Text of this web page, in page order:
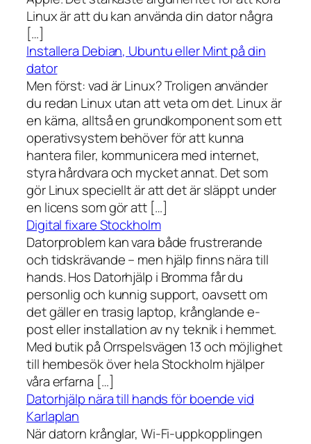
Linux är att du kan använda din dator några
[…]
Installera Debian, Ubuntu eller Mint på din
dator
Men först: vad är Linux? Troligen använder
du redan Linux utan att veta om det. Linux är
en kärna, alltså en grundkomponent som ett
operativsystem behöver för att kunna
hantera filer, kommunicera med internet,
styra hårdvara och mycket annat. Det som
gör Linux speciellt är att det är släppt under
en licens som gör att […]
Digital fixare Stockholm
Datorproblem kan vara både frustrerande
och tidskrävande – men hjälp finns nära till
hands. Hos Datorhjälp i Bromma får du
personlig och kunnig support, oavsett om
det gäller en trasig laptop, krånglande e-
post eller installation av ny teknik i hemmet.
Med butik på Orrspelsvägen 13 och möjlighet
till hembesök över hela Stockholm hjälper
våra erfarna […]
Datorhjälp nära till hands för boende vid
Karlaplan
När datorn krånglar, Wi-Fi-uppkopplingen